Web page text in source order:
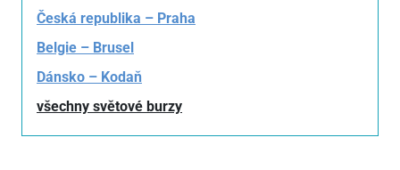
Česká republika – Praha
Belgie – Brusel
Dánsko – Kodaň
všechny světové burzy